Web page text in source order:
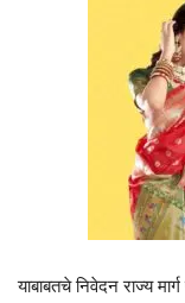
याबाबतचे निवेदन राज्य